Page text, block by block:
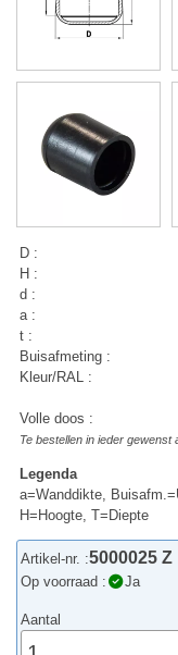
D :
H :
d :
a :
t :
Buisafmeting :
Kleur/RAL :
Volle doos :
Te bestellen in ieder gewenst
Legenda
a=Wanddikte,
H=Hoogte, T=Diepte
Artikel-nr. :5000025 Z
Op voorraad : Ja
Aantal